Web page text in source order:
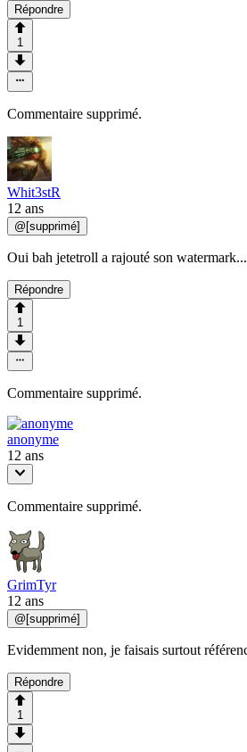
Répondre
1
Commentaire supprimé.
Whit3stR
12 ans
@[supprimé]
Oui bah jetetroll a rajouté son watermark...
Répondre
1
Commentaire supprimé.
anonyme
12 ans
Commentaire supprimé.
GrimTyr
12 ans
@ [supprimé]
Evidemment non, je faisais surtout
Répondre
1